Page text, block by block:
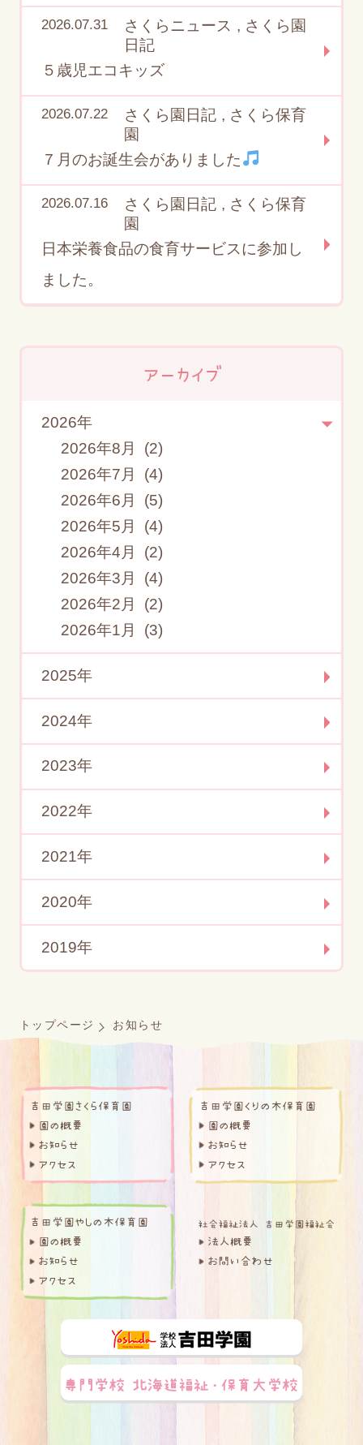
2026.07.31 さくらニュース , さくら園
日記
５歳児エコキッズ
2026.07.22 さくら園日記 , さくら保育
園
７月のお誕生会がありました
2026.07.16 さくら園日記 , さくら保育
園
日本栄養食品の食育サービスに参加し
ました。
アーカイブ
2026年
2026年8月 (2)
2026年7月 (4)
2026年6月 (5)
2026年5月 (4)
2026年4月 (2)
2026年3月 (4)
2026年2月 (2)
2026年1月 (3)
2025年
2024年
2023年
2022年
2021年
2020年
2019年
トップページ お知らせ
吉田学園さくら保育園
園の概要
お知らせ
アクセス
吉田学園くりの木保育園
園の概要
お知らせ
アクセス
吉田学園やしの木保育園
園の概要
お知らせ
アクセス
法人概要
お問い合わせ